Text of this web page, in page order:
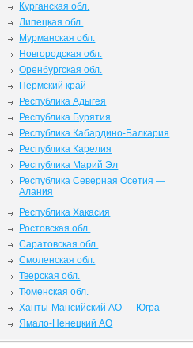
Курганская обл.
Липецкая обл.
Мурманская обл.
Новгородская обл.
Оренбургская обл.
Пермский край
Республика Адыгея
Республика Бурятия
Республика Кабардино-Балкария
Республика Карелия
Республика Марий Эл
Республика Северная Осетия —
Алания
Республика Хакасия
Ростовская обл.
Саратовская обл.
Смоленская обл.
Тверская обл.
Тюменская обл.
Ханты-Мансийский АО — Югра
Ямало-Ненецкий АО